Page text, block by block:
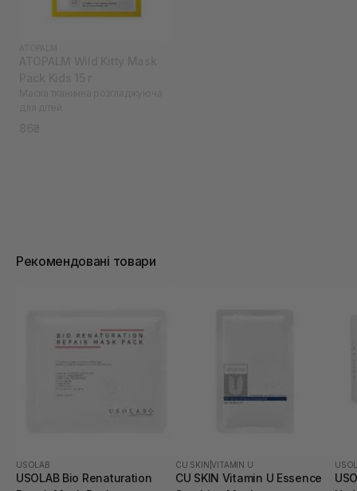
Рекомендовані товари
USOLAB
USOLAB Bio Renaturation
CU SKIN |VITAMIN U
CU SKIN Vitamin U Essence